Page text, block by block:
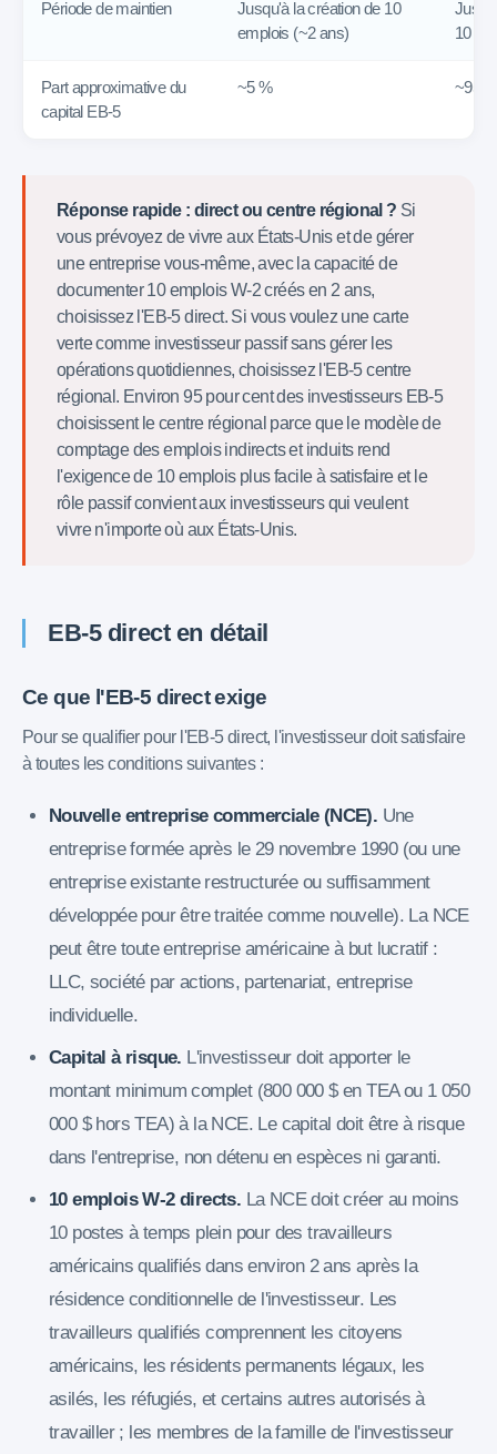
Période de maintien
Jusqu'à la création de 10
emplois (~2 ans)
10
Part approximative du
capital EB-5
~5 % ~95 %
Réponse rapide : direct ou centre régional ? Si
vous prévoyez de vivre aux États-Unis et de gérer
une entreprise vous-même, avec la capacité de
documenter 10 emplois W-2 créés en 2 ans,
choisissez l'EB-5 direct. Si vous voulez une carte
verte comme investisseur passif sans gérer les
opérations quotidiennes, choisissez l'EB-5 centre
régional. Environ 95 pour cent des investisseurs EB-5
choisissent le centre régional parce que le modèle de
comptage des emplois indirects et induits rend
l'exigence de 10 emplois plus facile à satisfaire et le
rôle passif convient aux investisseurs qui veulent
vivre n'importe où aux États-Unis.
EB-5 direct en détail
Ce que l'EB-5 direct exige
Pour se qualifier pour l'EB-5 direct, l'investisseur doit satisfaire
à toutes les conditions suivantes :
Nouvelle entreprise commerciale (NCE). Une
entreprise formée après le 29 novembre 1990 (ou une
entreprise existante restructurée ou suffisamment
développée pour être traitée comme nouvelle). La NCE
peut être toute entreprise américaine à but lucratif :
LLC, société par actions, partenariat, entreprise
individuelle.
Capital à risque. L'investisseur doit apporter le
montant minimum complet (800 000 $ en TEA ou 1 050
000 $ hors TEA) à la NCE. Le capital doit être à risque
dans l'entreprise, non détenu en espèces ni garanti.
10 emplois W-2 directs. La NCE doit créer au moins
10 postes à temps plein pour des travailleurs
américains qualifiés dans environ 2 ans après la
résidence conditionnelle de l'investisseur. Les
travailleurs qualifiés comprennent les citoyens
américains, les résidents permanents légaux, les
asilés, les réfugiés, et certains autres autorisés à
travailler ; les membres de la famille de l'investisseur